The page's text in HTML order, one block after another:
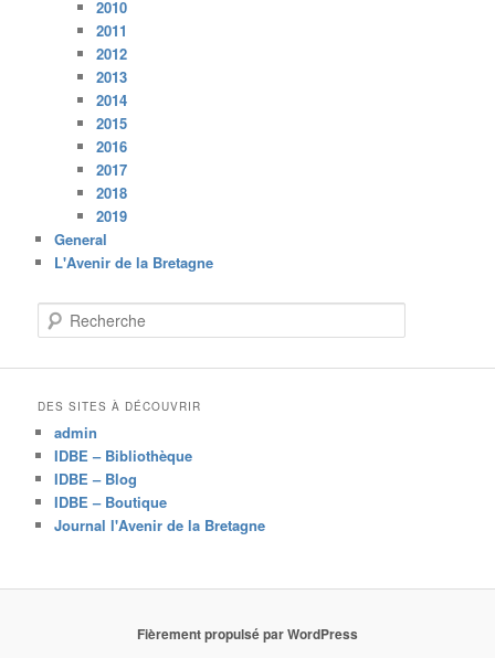
2010
2011
2012
2013
2014
2015
2016
2017
2018
2019
General
L'Avenir de la Bretagne
e
c
h
e
DES SITES À DÉCOUVRIR
admin
IDBE – Bibliothèque
IDBE – Blog
IDBE – Boutique
Journal l'Avenir de la Bretagne
Fièrement propulsé par WordPress